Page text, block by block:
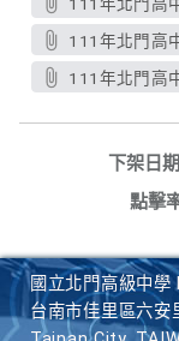
111年北門高
111年北門高
下架日期
點擊
國立北門高級中
台南市佳里區六